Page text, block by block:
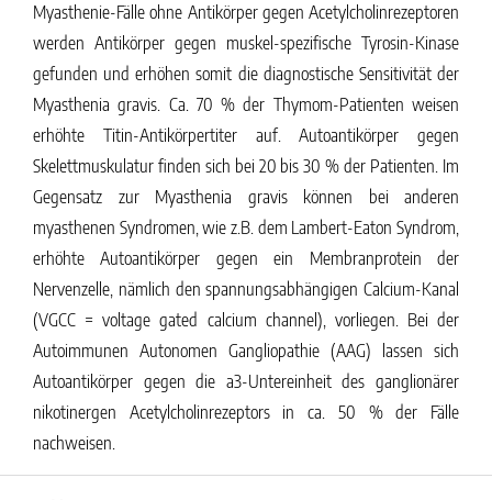
Myasthenie-Fälle ohne Antikörper gegen Acetylcholinrezeptoren
werden Antikörper gegen muskel-spezifische Tyrosin-Kinase
gefunden und erhöhen somit die diagnostische Sensitivität der
Myasthenia gravis. Ca. 70 % der Thymom-Patienten weisen
erhöhte Titin-Antikörpertiter auf. Autoantikörper gegen
Skelettmuskulatur finden sich bei 20 bis 30 % der Patienten. Im
Gegensatz zur Myasthenia gravis können bei anderen
myasthenen Syndromen, wie z.B. dem Lambert-Eaton Syndrom,
erhöhte Autoantikörper gegen ein Membranprotein der
Nervenzelle, nämlich den spannungsabhängigen Calcium-Kanal
(VGCC = voltage gated calcium channel), vorliegen. Bei der
Autoimmunen Autonomen Gangliopathie (AAG) lassen sich
Autoantikörper gegen die a3-Untereinheit des ganglionärer
nikotinergen Acetylcholinrezeptors in ca. 50 % der Fälle
nachweisen.